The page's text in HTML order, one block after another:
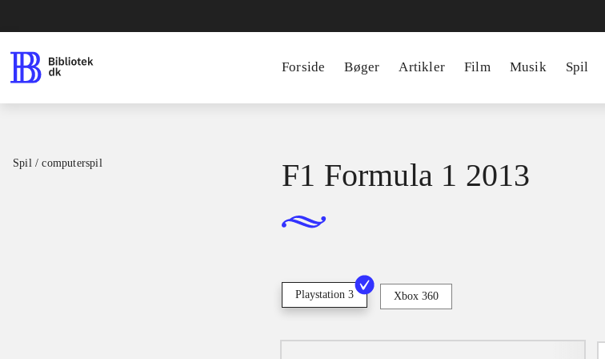
Forside Bøger Artikler Film Musik Spil
Spil / computerspil F1 Formula 1 2013
Playstation 3 Xbox 360